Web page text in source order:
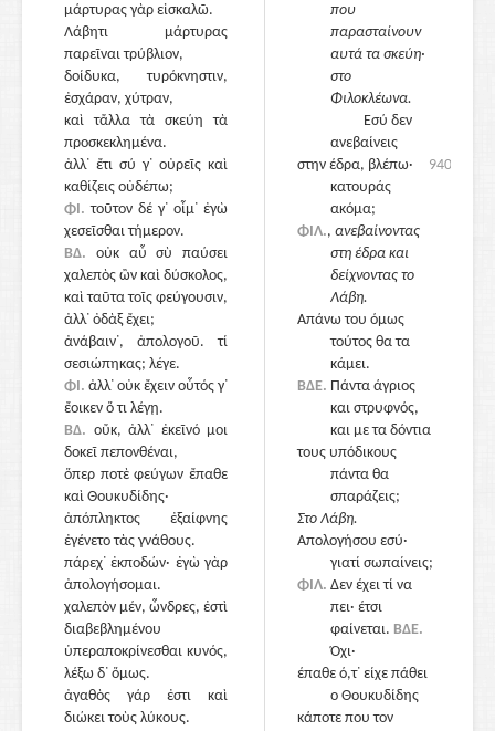
μάρτυρας γὰρ εἰσκαλῶ.
Λάβητι μάρτυρας
παρεῖναι τρύβλιον,
δοίδυκα, τυρόκνηστιν,
ἐσχάραν, χύτραν,
καὶ τἄλλα τὰ σκεύη τὰ
προσκεκλημένα.
ἀλλ᾽ ἔτι σύ γ᾽ οὐρεῖς καὶ
καθίζεις οὐδέπω;
ΦΙ. τοῦτον δέ γ᾽ οἶμ᾽ ἐγὼ
χεσεῖσθαι τήμερον.
ΒΔ. οὐκ αὖ σὺ παύσει
χαλεπὸς ὢν καὶ δύσκολος,
καὶ ταῦτα τοῖς φεύγουσιν,
ἀλλ᾽ ὀδὰξ ἔχει;
ἀνάβαιν᾽, ἀπολογοῦ. τί
σεσιώπηκας; λέγε.
ΦΙ. ἀλλ᾽ οὐκ ἔχειν οὗτός γ᾽
ἔοικεν ὅ τι λέγῃ.
ΒΔ. οὔκ, ἀλλ᾽ ἐκεῖνό μοι
δοκεῖ πεπονθέναι,
ὅπερ ποτὲ φεύγων ἔπαθε
καὶ Θουκυδίδης·
ἀπόπληκτος ἐξαίφνης
ἐγένετο τὰς γνάθους.
πάρεχ᾽ ἐκποδών· ἐγὼ γὰρ
ἀπολογήσομαι.
χαλεπὸν μέν, ὦνδρες, ἐστὶ
διαβεβλημένου
ὑπεραποκρίνεσθαι κυνός,
λέξω δ᾽ ὅμως.
ἀγαθὸς γάρ ἐστι καὶ
διώκει τοὺς λύκους.
που
παρασταίνουν
αυτά τα σκεύη·
στο
Φιλοκλέωνα.
Εσύ δεν
ανεβαίνεις
940
στην έδρα, βλέπω·
κατουράς
ακόμα;
ΦΙΛ., ανεβαίνοντας
στη έδρα και
δείχνοντας το
Λάβη.
Απάνω του όμως
τούτος θα τα
κάμει.
ΒΔΕ. Πάντα άγριος
και στρυφνός,
και με τα δόντια
τους υπόδικους
πάντα θα
σπαράζεις;
Στο Λάβη.
Απολογήσου εσύ·
γιατί σωπαίνεις;
ΦΙΛ. Δεν έχει τί να
πει· έτσι
φαίνεται. ΒΔΕ.
Όχι·
έπαθε ό,τ᾽ είχε πάθει
ο Θουκυδίδης
κάποτε που τον